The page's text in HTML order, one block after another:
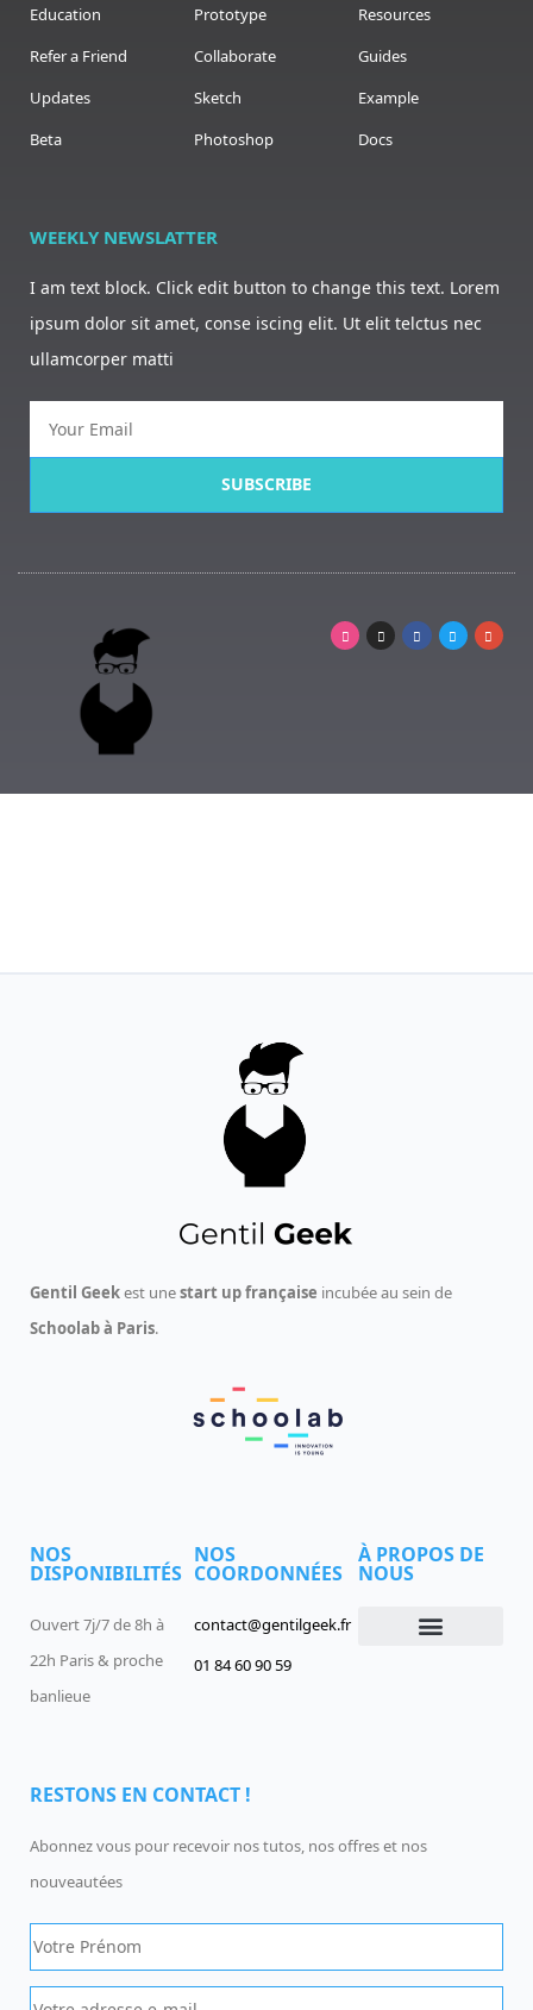
Education
Refer a Friend
Updates
Beta
Prototype
Collaborate
Sketch
Photoshop
Resources
Guides
Example
Docs
WEEKLY NEWSLATTER
I am text block. Click edit button to change this text. Lorem
ipsum dolor sit amet, conse iscing elit. Ut elit telctus nec
ullamcorper matti
SUBSCRIBE
Gentil Geekest unestart up française incubée au sein de
Schoolab à Paris.
NOS
DISPONIBILITÉS
Ouvert 7j/7 de 8h à
22h Paris & proche
banlieue
NOS
COORDONNÉES
contact@gentilgeek.fr
01 84 60 90 59
À PROPOS DE
NOUS
RESTONS EN CONTACT !
Abonnez vous pour recevoir nos tutos, nos offres et nos
nouveautées